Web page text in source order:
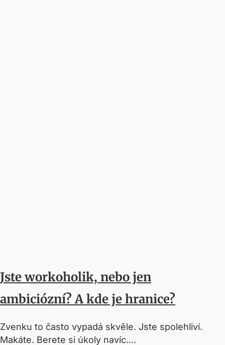
Jste workoholik, nebo jen
ambiciózní? A kde je hranice?
Zvenku to často vypadá skvěle. Jste spolehliví.
Makáte. Berete si úkoly navíc....